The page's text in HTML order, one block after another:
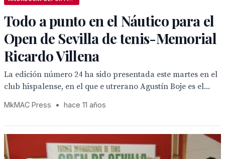
Todo a punto en el Náutico para el
Open de Sevilla de tenis-Memorial
Ricardo Villena
La edición número 24 ha sido presentada este martes en el
club hispalense, en el que e utrerano Agustín Boje es el...
MkMAC Press • hace 11 años